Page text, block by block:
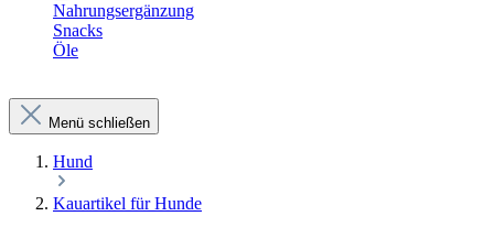
Nahrungsergänzung
Snacks
Öle
Menü schließen
Hund
Kauartikel für Hunde